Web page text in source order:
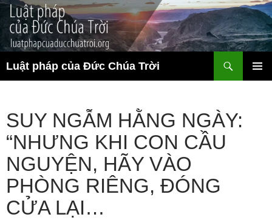
Chuyển
đến
nội
dung
Luật pháp của Đức Chúa Trời
kiếm
SUY NGẪM HẰNG NGÀY:
“NHƯNG KHI CON CẦU
NGUYỆN, HÃY VÀO
PHÒNG RIÊNG, ĐÓNG
CỬA LẠI…